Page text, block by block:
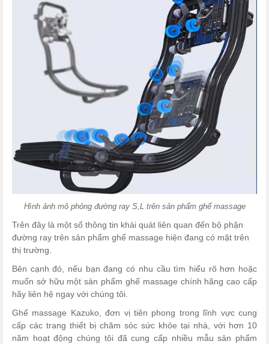
Hình ảnh mô phỏng đường ray S,L trên sản phẩm ghế massage
Trên đây là một số thông tin khái quát liên quan đến bộ phận
đường ray trên sản phẩm ghế massage hiện đang có mặt trên
thị trường.
Bên cạnh đó, nếu bạn đang có nhu cầu tìm hiểu rõ hơn hoặc
muốn sở hữu một sản phẩm ghế massage chính hãng cao cấp
hãy liên hệ ngay với chúng tôi.
Ghế massage Kazuko, đơn vị tiên phong trong lĩnh vực cung
cấp các trang thiết bị chăm sóc sức khỏe tại nhà, với hơn 10
năm hoạt động chúng tôi đã cung cấp nhiều mẫu sản phẩm